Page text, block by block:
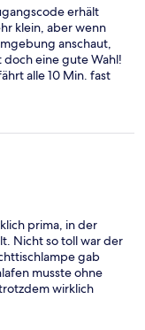
erhält
klein, aber wenn
anschaut,
doch eine gute Wahl!
alle 10 Min. fast
25) abends.
prima, in der
Nicht so toll war der
gab
musste ohne
wirklich
Mont Saint Michel